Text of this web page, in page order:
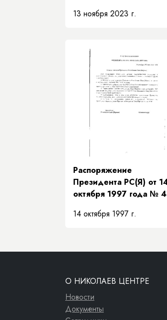
Республики Саха
13 ноября 2023 г.
Распоряжение
Президента РС(Я) от
октября 1997 года №
Президента Республики
14 октября 1997 г.
О НИКОЛАЕВ ЦЕНТРЕ
Новости
Документы